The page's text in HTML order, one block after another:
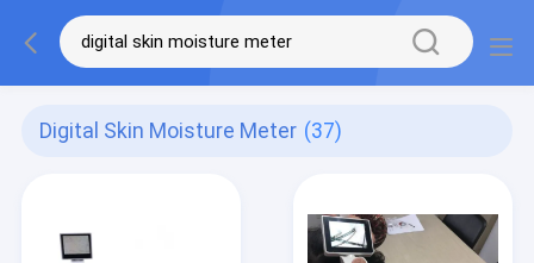
Digital Skin Moisture Meter (37)